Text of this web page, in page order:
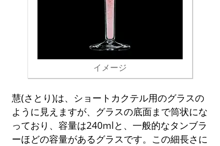
イメージ
慧(さとり)は、ショートカクテル用のグラスの
ように見えますが、グラスの底面まで筒状にな
っており、容量は240mlと、一般的なタンブラ
ーほどの容量があるグラスです。この細長さに